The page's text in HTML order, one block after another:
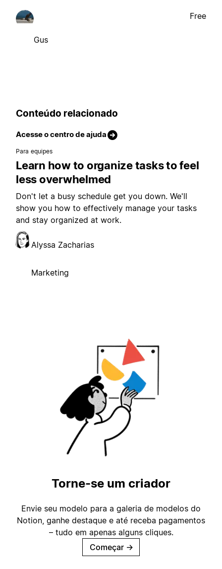
Gus
Free
Conteúdo relacionado
Acesse o centro de ajuda
Para equipes
Learn how to organize tasks to feel
less overwhelmed
Don't let a busy schedule get you down. We'll
show you how to effectively manage your tasks
and stay organized at work.
Alyssa Zacharias
Marketing
Torne-se um criador
Envie seu modelo para a galeria de modelos do
Notion, ganhe destaque e até receba pagamentos
– tudo em apenas alguns cliques.
Começar →